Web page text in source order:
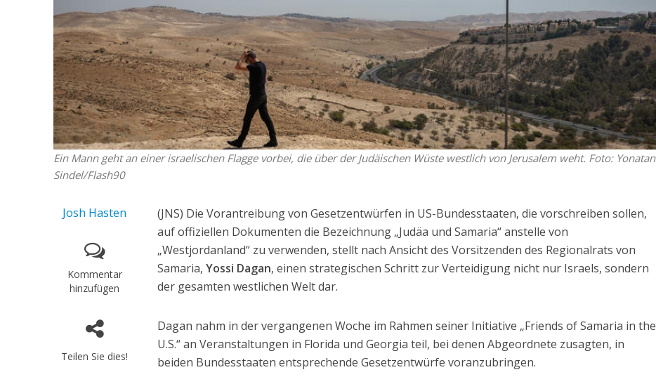
Ein Mann geht an einer israelischen Flagge vorbei, die über der Judäischen Wüste westlich von Jerusalem weht. Foto: Yonatan
Sindel/Flash90
Josh Hasten
Kommentar
hinzufügen
Teilen Sie dies!
(JNS) Die Vorantreibung von Gesetzentwürfen in US-Bundesstaaten, die vorschreiben sollen,
auf offiziellen Dokumenten die Bezeichnung „Judäa und Samaria“ anstelle von
„Westjordanland“ zu verwenden, stellt nach Ansicht des Vorsitzenden des Regionalrats von
Samaria,Yossi Dagan, einen strategischen Schritt zur Verteidigung nicht nur Israels, sondern
der gesamten westlichen Welt dar.
Dagan nahm in der vergangenen Woche im Rahmen seiner Initiative „Friends of Samaria in the
U.S.“ an Veranstaltungen in Florida und Georgia teil, bei denen Abgeordnete zusagten, in
beiden Bundesstaaten entsprechende Gesetzentwürfe voranzubringen.